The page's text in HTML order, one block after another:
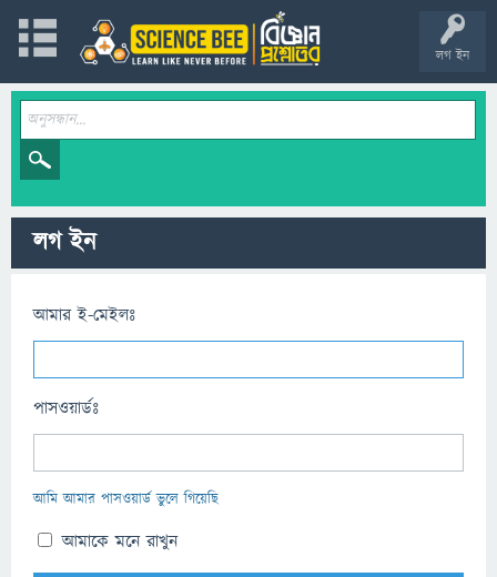
লগ ইন
লগ ইন
আমার ই-মেইলঃ
পাসওয়ার্ডঃ
আমি আমার পাসওয়ার্ড ভুলে গিয়েছি
আমাকে মনে রাখুন